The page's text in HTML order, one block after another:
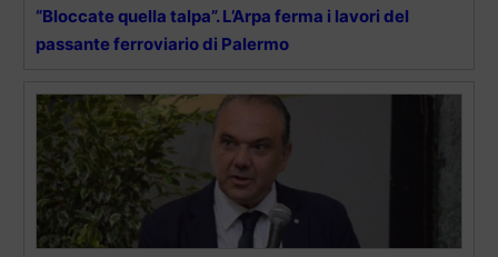
“Bloccate quella talpa”. L’Arpa ferma i lavori del
passante ferroviario di Palermo